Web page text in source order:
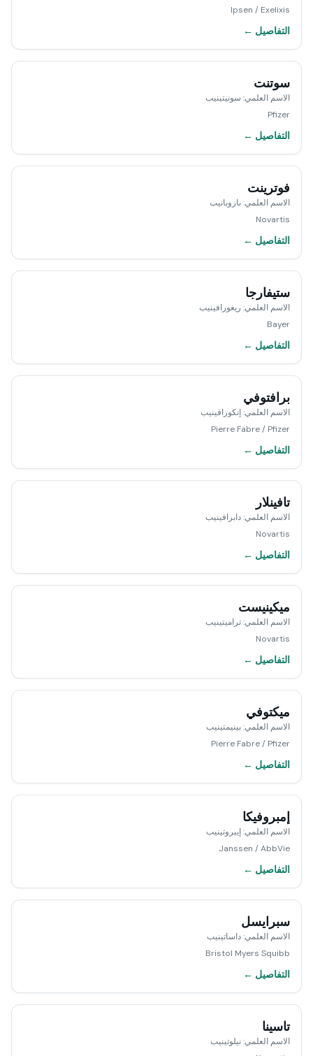
Ipsen / Exelixis
التفاصيل ←
سوتنت
الاسم العلمي: سونيتينيب
Pfizer
التفاصيل ←
فوترينت
الاسم العلمي:بازوبانيب
Novartis
التفاصيل ←
ستيفارجا
الاسم العلمي: ريغورافينيب
Bayer
التفاصيل ←
برافتوفي
الاسم العلمي:إنكورافينيب
Pierre Fabre / Pfizer
التفاصيل ←
تافينلار
الاسم العلمي:دابرافينيب
Novartis
التفاصيل ←
ميكينيست
الاسم العلمي:تراميتينيب
Novartis
التفاصيل ←
ميكتوفي
الاسم العلمي:بينيمتينيب
Pierre Fabre / Pfizer
التفاصيل ←
إمبروفيكا
الاسم العلمي:إيبروتينيب
Janssen / AbbVie
التفاصيل ←
سبرايسل
الاسم العلمي:داساتينيب
Bristol Myers Squibb
التفاصيل ←
تاسينا
الاسم العلمي:نيلوتينيب